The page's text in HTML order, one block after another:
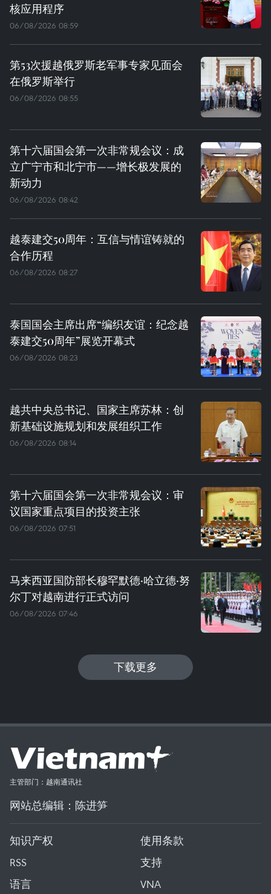
核应用程序
06/08/2026 08:59
第53次援越俄罗斯老军事专家见面会
在俄罗斯举行
06/08/2026 08:55
第十六届国会第一次非常规会议：成
立广宁市和北宁市——增长极发展的
新动力
06/08/2026 08:42
越泰建交50周年：互信与情谊铸就的
合作历程
06/08/2026 08:27
泰国国会主席出席“编织友谊：纪念越
泰建交50周年”展览开幕式
06/08/2026 08:23
越共中央总书记、国家主席苏林：创
新基础设施规划和发展组织工作
06/08/2026 08:14
第十六届国会第一次非常规会议：审
议国家重点项目的投资主张
06/08/2026 07:51
马来西亚国防部长穆罕默德·哈立德·努
尔丁对越南进行正式访问
06/08/2026 07:46
下载更多
主管部门：越南通讯社
网站总编辑：陈进笋
知识产权
使用条款
RSS
支持
语言
VNA